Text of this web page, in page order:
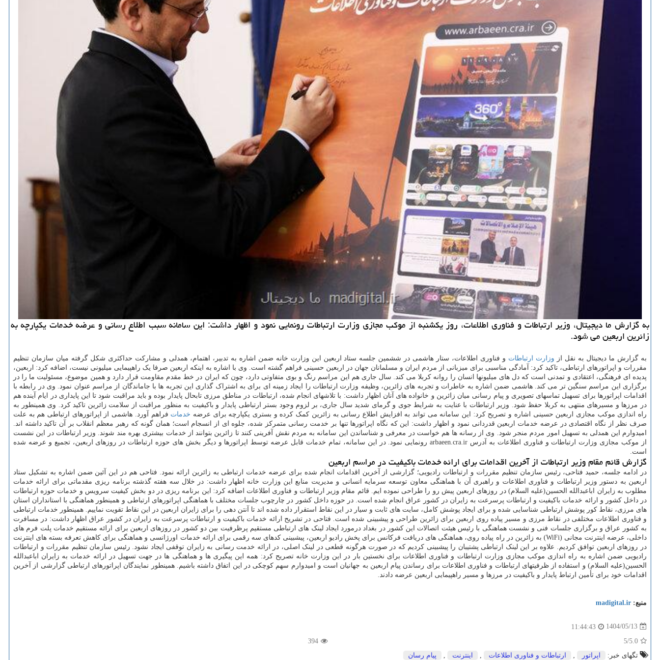
به گزارش ما دیجیتال، وزیر ارتباطات و فناوری اطلاعات، روز یکشنبه از موکب مجازی وزارت ارتباطات رونمایی نمود و اظهار داشت: این سامانه سبب اطلاع رسانی و عرضه خدمات یکپارچه به
زائرین اربعین می شود.
به گزارش ما دیجیتال به نقل از وزارت ارتباطات و فناوری اطلاعات، ستار هاشمی در ششمین جلسه ستاد اربعین این وزارت خانه ضمن اشاره به تدبیر، اهتمام، همدلی و مشارکت حداکثری شکل گرفته میان سازمان تنظیم
مقررات و اپراتورهای ارتباطی، تاکید کرد: آمادگی مناسبی برای میزبانی از مردم ایران و مسلمانان جهان در اربعین حسینی فراهم گشته است. وی با اشاره به اینکه اربعین صرفا یک راهپیمایی میلیونی نیست، اضافه کرد: اربعین،
پدیده ای فرهنگی، اعتقادی و تمدنی است که دل های میلیونها انسان را روانه کربلا می کند. سال جاری هم این مراسم رنگ و بوی متفاوتی دارد، چون که ایران در خط مقدم مقاومت قرار دارد و همین موضوع، مسئولیت ما را در
برگزاری این مراسم سنگین تر می کند. هاشمی ضمن اشاره به خاطرات و تجربه های زائرین، وظیفه وزارت ارتباطات را ایجاد زمینه ای برای به اشتراک گذاری این تجربه ها با جاماندگان از مراسم عنوان نمود. وی در رابطه با
اقدامات اپراتورها برای تسهیل تماسهای تصویری و پیام رسانی میان زائرین و خانواده های آنان اظهار داشت: با تلاشهای انجام شده، ارتباطات در مناطق مرزی تابحال پایدار بوده و باید مراقبت شود تا این پایداری در ایام آینده هم
در مرزها و مسیرهای منتهی به کربلا حفظ شود. وزیر ارتباطات با عنایت به شرایط جوی و گرمای شدید سال جاری، بر لزوم وجود بستر ارتباطی پایدار و باکیفیت به منظور مراقبت از سلامت زائرین تاکید کرد. وی همینطور به
راه اندازی موکب مجازی اربعین حسینی اشاره و تصریح کرد: این سامانه می تواند به افزایش اطلاع رسانی به زائرین کمک کرده و بستری یکپارچه برای عرضه خدمات فراهم آورد. هاشمی از اپراتورهای ارتباطی هم به علت
صرف نظر از نگاه اقتصادی در عرضه خدمات اربعین قدردانی نمود و اظهار داشت: این که نگاه اپراتورها تنها بر خدمت رسانی متمرکز شده، جلوه ای از انسجام است؛ همان گونه که رهبر معظم انقلاب بر آن تاکید داشته اند.
امیدوارم این همدلی به تسهیل امور مردم منجر شود. وی از رسانه ها هم خواست در معرفی و شناساندن این سامانه به مردم نقش آفرینی کنند تا زائرین بتوانند از خدمات بیشتری بهره مند شوند. وزیر ارتباطات در این نشست
از موکب مجازی وزارت ارتباطات و فناوری اطلاعات به آدرس arbaeen.cra.ir رونمایی نمود. در این سامانه، تمام خدمات قابل عرضه توسط اپراتورها و دیگر بخش های حوزه ارتباطات در روزهای اربعین، تجمیع و عرضه شده
است.
گزارش قائم مقام وزیر ارتباطات از آخرین اقدامات برای ارائه خدمات باکیفیت در مراسم اربعین
در ادامه جلسه، حمید فتاحی، رئیس سازمان تنظیم مقررات و ارتباطات رادیویی؛ گزارشی از آخرین اقدامات انجام شده برای عرضه خدمات ارتباطی به زائرین ارائه نمود. فتاحی هم در این آئین ضمن اشاره به تشکیل ستاد
اربعین به دستور وزیر ارتباطات و فناوری اطلاعات و راهبری آن با هماهنگی معاون توسعه سرمایه انسانی و مدیریت منابع این وزارت خانه اظهار داشت: در خلال سه هفته گذشته برنامه ریزی مقدماتی برای ارائه خدمات
مطلوب به زایران اباعبدالله الحسین(علیه السلام) در روزهای اربعین پیش رو را طراحی نموده ایم. قائم مقام وزیر ارتباطات و فناوری اطلاعات اضافه کرد: این برنامه ریزی در دو بخش کیفیت سرویس و خدمات حوزه ارتباطات
در داخل کشور و ارائه خدمات باکیفیت و ارتباطات پرسرعت به زایران در کشور عراق انجام شده است. در حوزه داخل کشور در چارچوب جلسات مختلف با هماهنگی اپراتورهای ارتباطی و همینطور هماهنگی با استانداران استان
های مرزی، نقاط کور پوشش ارتباطی شناسایی شده و برای ایجاد پوشش کامل، سایت های ثابت و سیار در این نقاط استقرار داده شده اند تا آنتن دهی را برای زایران اربعین در این نقاط تقویت نماییم. همینطور خدمات ارتباطی
و فناوری اطلاعات مختلفی در نقاط مرزی و مسیر پیاده روی اربعین برای زائرین طراحی و پیشبینی شده است. فتاحی در تشریح ارائه خدمات باکیفیت و ارتباطات پرسرعت به زایران در کشور عراق اظهار داشت: در مسافرت
به کشور عراق و برگزاری جلسات فنی و نشست هماهنگی با رئیس هیئت اتصالات این کشور در بغداد درمورد ایجاد لینک های ارتباطی مستقیم پرظرفیت بین دو کشور در روزهای اربعین برای ارائه مستقیم خدمات پلت فرم های
داخلی، عرضه اینترنت مجانی (WiFi) به زائرین در راه پیاده روی، هماهنگی های دریافت فرکانس برای پخش رادیو اربعین، پیشبینی کدهای سه رقمی برای ارائه خدمات اورژانسی و هماهنگی برای کاهش تعرفه بسته های اینترنت
در روزهای اربعین توافق کردیم. علاوه بر این لینک ارتباطی پشتیبان را پیشبینی کردیم که در صورت هرگونه قطعی در لینک اصلی، در ارائه خدمت رسانی به زایران توقفی ایجاد نشود. رئیس سازمان تنظیم مقررات و ارتباطات
رادیویی ضمن اشاره به راه اندازی موکب مجازی وزارت ارتباطات و فناوری اطلاعات برای نخستین بار در این وزارت خانه تصریح کرد: همه این پیگیری ها و هماهنگی ها در جهت تسهیل در ارائه خدمات به زایران اباعبدالله
الحسین(علیه السلام) و استفاده از ظرفیتهای ارتباطات و فناوری اطلاعات برای رساندن پیام اربعین به جهانیان است و امیدوارم سهم کوچکی در این اتفاق داشته باشیم. همینطور نمایندگان اپراتورهای ارتباطی گزارشی از آخرین
اقدامات خود برای تأمین ارتباط پایدار و باکیفیت در مرزها و مسیر راهپیمایی اربعین عرضه دادند.
منبع: madigital.ir
1404/05/13
11:44:43
5.0
/5
394
تگهای خبر:
اپراتور ارتباطات و فناوری اطلاعات اینترنت پیام رسان